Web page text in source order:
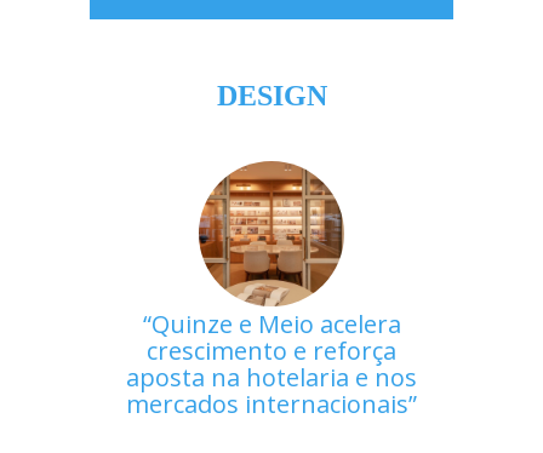
DESIGN
Quinze e Meio acelera
crescimento e reforça
aposta na hotelaria e nos
mercados internacionais